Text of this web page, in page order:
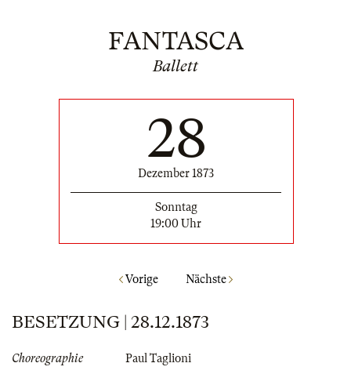
FANTASCA
Ballett
28
Dezember 1873
Sonntag
19:00 Uhr
Vorige Nächste
BESETZUNG | 28.12.1873
Choreographie
Paul Taglioni